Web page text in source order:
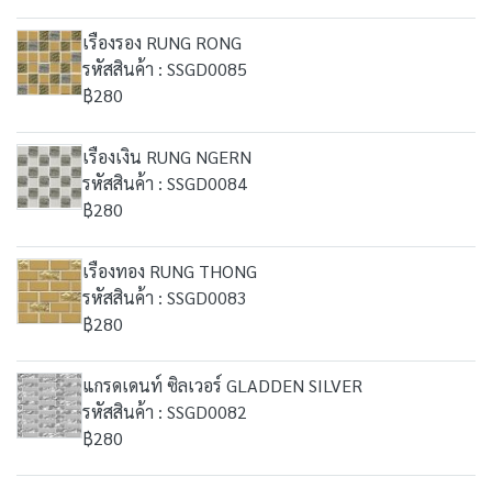
เรืองรอง RUNG RONG
รหัสสินค้า : SSGD0085
฿280
เรืองเงิน RUNG NGERN
รหัสสินค้า : SSGD0084
฿280
เรืองทอง RUNG THONG
รหัสสินค้า : SSGD0083
฿280
แกรดเดนท์ ซิลเวอร์ GLADDEN SILVER
รหัสสินค้า : SSGD0082
฿280